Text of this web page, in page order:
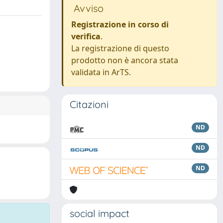
Avviso
Registrazione in corso di
verifica.
La registrazione di questo
prodotto non è ancora stata
validata in ArTS.
Citazioni
ND
ND
ND
social impact